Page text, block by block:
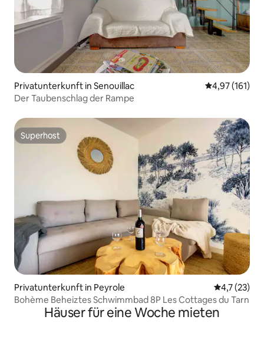
Privatunterkunft in Senouillac
4,97 (161)
Der Taubenschlag der Rampe
Superhost
Superhost
Privatunterkunft in Peyrole
4,7 (23)
Bohème Beheiztes Schwimmbad 8P Les Cottages du Tarn
Häuser für eine Woche mieten